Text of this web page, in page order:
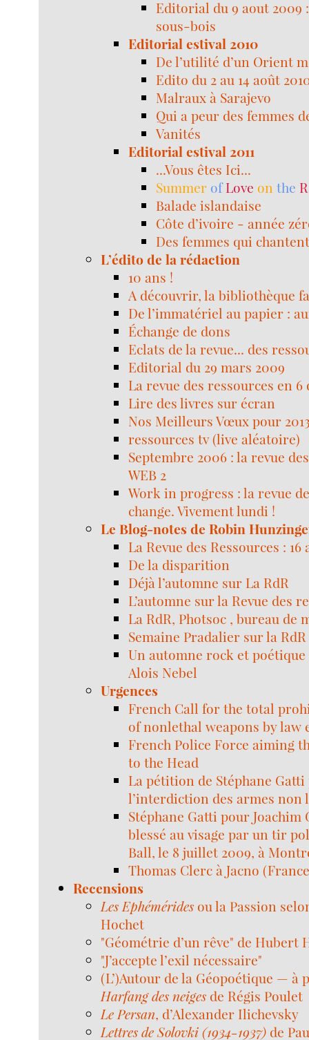
Editorial du 9 aout 2009
sous-bois
Editorial estival 2010
De l’utilité d’un Orient
Edito du 2 au 14 août
Malraux à Sarajevo
Qui a peur des femmes
Vanités
Editorial estival 2011
...Vous êtes Ici...
Summer of Love on the
Balade islandaise
Côte d’ivoire - année
Des femmes qui
L’édito de la rédaction
10 ans !
A découvrir, la bibliothèque
De l’immatériel au papier :
Échange de dons
Eclats de la revue... des
Editorial du 29 mars 2009
La revue des ressources en
Lire des livres sur écran
Nos Meilleurs Vœux pour
ressources tv (live aléatoire)
Septembre 2006 : la revue
WEB 2
Work in progress : la revue
change. Vivement lundi !
Le Blog-notes de Robin
La Revue des Ressources :
De la disparition
Déjà l’automne sur La RdR
L’automne sur la Revue des
La RdR, Photsoc , bureau de
Semaine Pradalier sur la RdR
Un automne rock et
Alois Nebel
Urgences
French Call for the total
of nonlethal weapons by law
French Police Force aiming
to the Head
La pétition de Stéphane
l’interdiction des armes non
Stéphane Gatti pour
blessé au visage par un tir
Ball, le 8 juillet 2009, à
Thomas Clerc à Jacno
Recensions
Les Ephémérides ou la Passion
Hochet
"Géométrie d’un rêve" de Hubert
"J’accepte l’exil nécessaire"
(L’)Autour de la Géopoétique — à
Harfang des neiges de Régis Poulet
Le Persan, d’Alexander Ilichevsky
Lettres de Solovki (1934-1937) de